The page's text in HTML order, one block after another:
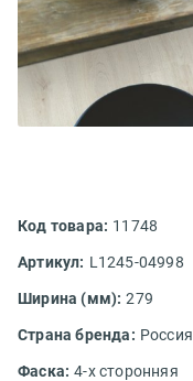
Код товара: 11748
Артикул: L1245-04998
Ширина (мм): 279
Страна бренда: Россия
Фаска: 4-х сторонняя